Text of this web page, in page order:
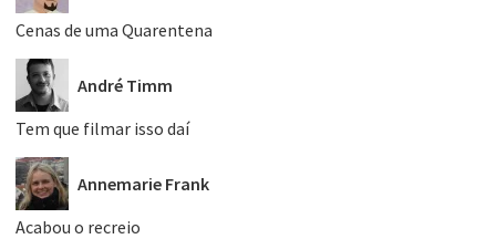
Cenas de uma Quarentena
André Timm
Tem que filmar isso daí
Annemarie Frank
Acabou o recreio